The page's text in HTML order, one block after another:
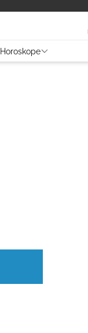
Horoskope